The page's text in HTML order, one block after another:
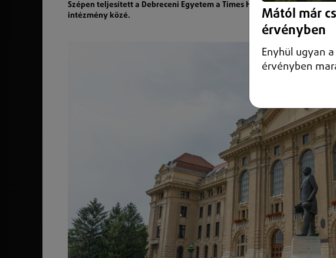
Szépen teljesített a Debreceni Egyetem a Times Higher Education
intézmény közé.
Mától már
érvényben
Enyhül ugyan
érvényben